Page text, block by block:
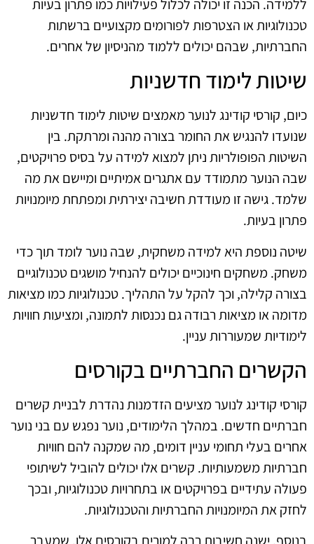
ללמידה. הכנה זו יכולה לכלול פעילויות כמו פתרון בעיות
טכנולוגיות או הצטרפות לפורומים מקצועיים ברשתות
החברתיות, שבהם יכולים ללמוד מהניסיון של אחרים.
שיטות לימוד חדשניות
כיום, קורסי קודינג לנוער מאמצים שיטות לימוד חדשניות
שנועדו להנגיש את החומר בצורה מהנה ומרתקת. בין
השיטות הפופולריות ניתן למצוא למידה על בסיס פרויקטים,
שבה הנוער מתמודד עם אתגרים אמיתיים ומיישם את מה
שלמד. גישה זו מעודדת חשיבה יצירתית ומפתחת מיומנויות
פתרון בעיות.
שיטה נוספת היא למידה משחקית, שבה נוער לומד תוך כדי
משחק. משחקים חינוכיים יכולים להנחיל מושגים טכנולוגיים
בצורה קלילה, וכך להקל על התהליך. טכנולוגיות כמו מציאות
מדומה או מציאות רבודה גם נכנסות לתמונה, ומציעות חוויות
לימודיות שמעוררות עניין.
הקשרים החברתיים בקורסים
קורסי קודינג לנוער מציעים הזדמנות נהדרת לבניית קשרים
חברתיים חדשים. במהלך הלימודים, נוער נפגש עם בני נוער
אחרים בעלי תחומי עניין דומים, מה שמקנה להם חוויות
חברתיות משמעותיות. קשרים אלו יכולים להוביל לשיתופי
פעולה עתידיים בפרויקטים או בתחרויות טכנולוגיות, ובכך
לחזק את המיומנויות החברתיות והטכנולוגיות.